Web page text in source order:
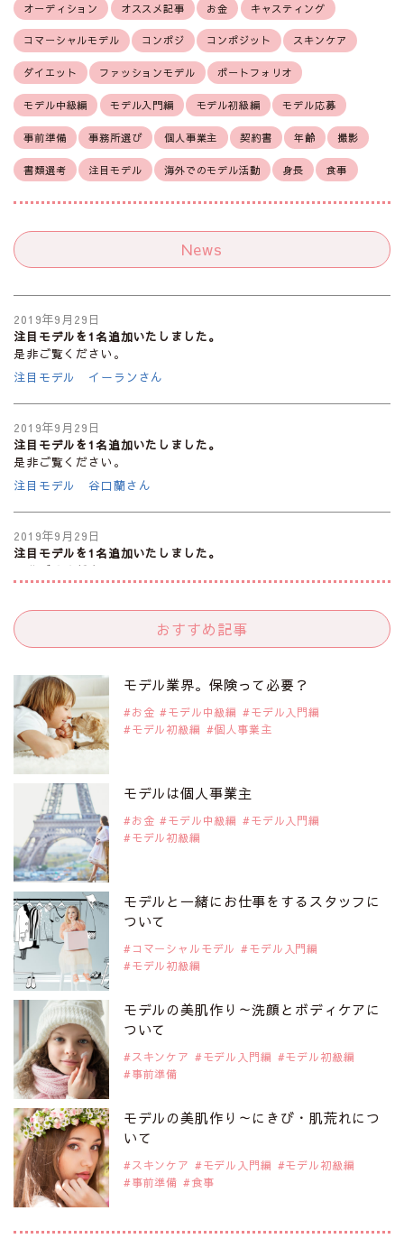
オーディション オススメ記事 お金 キャスティング
コマーシャルモデル コンポジ コンポジット スキンケア
ダイエット ファッションモデル ポートフォリオ
モデル中級編 モデル入門編 モデル初級編 モデル応募
事前準備 事務所選び 個人事業主 契約書 年齢 撮影
書類選考 注目モデル 海外でのモデル活動 身長 食事
News
2019年9月29日
注目モデルを1名追加いたしました。
是非ご覧ください。
注目モデル イーランさん
2019年9月29日
注目モデルを1名追加いたしました。
是非ご覧ください。
注目モデル 谷口蘭さん
2019年9月29日
注目モデルを1名追加いたしました。
是非ご覧ください。
2019年9月29日
是非ご覧ください。
注目モデル 松川 来海さん
2019年9月29日
是非ご覧ください。
注目モデル 中条あやみさん
2019年9月29日
注目モデルを1名追加いたしました。
是非ご覧ください。
注目モデル 水原佑果さん
2019年9月29日
注目モデルを1名追加いたしました。
是非ご覧ください。
注目モデル CHIHARUさん
2019年9月29日
注目モデルを1名追加いたしました。
是非ご覧ください。
注目モデル 藤井サチさん
2019年9月29日
注目モデルを1名追加いたしました。
おすすめ記事
モデル業界。保険って必要？
お金 モデル中級編
モデル入門編
モデル初級編
個人事業主
モデルは個人事業主
お金 モデル中級編
モデル入門編
モデル初級編
モデルと一緒にお仕事をするスタッフに
ついて
コマーシャルモデル
モデル入門編
モデル初級編
モデルの美肌作り～洗顔とボディケアに
ついて
スキンケア モデル入門編
モデル初級編
事前準備
モデルの美肌作り～にきび・肌荒れにつ
いて
スキンケア モデル入門編
モデル初級編
事前準備
食事